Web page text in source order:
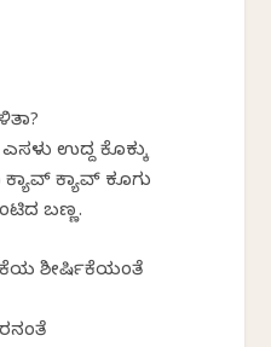
ಉದ್ದ ಕೊಕ್ಕು
ಕ್ಯಾವ್ ಕೂಗು
ಬಣ್ಣ.
ಶೀರ್ಷಿಕೆಯಂತೆ